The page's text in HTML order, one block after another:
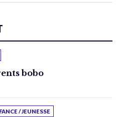
bobo
/ JEUNESSE